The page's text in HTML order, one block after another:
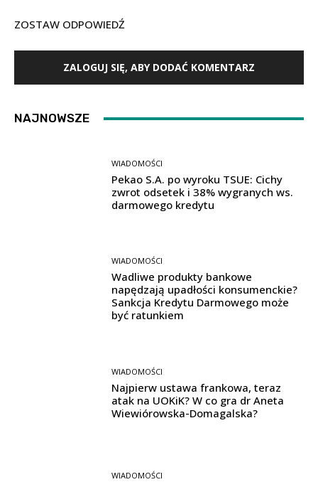
ZOSTAW ODPOWIEDŹ
ZALOGUJ SIĘ, ABY DODAĆ KOMENTARZ
NAJNOWSZE
WIADOMOŚCI
Pekao S.A. po wyroku TSUE: Cichy
zwrot odsetek i 38% wygranych ws.
darmowego kredytu
WIADOMOŚCI
Wadliwe produkty bankowe
napędzają upadłości konsumenckie?
Sankcja Kredytu Darmowego może
być ratunkiem
WIADOMOŚCI
Najpierw ustawa frankowa, teraz
atak na UOKiK? W co gra dr Aneta
Wiewiórowska-Domagalska?
WIADOMOŚCI